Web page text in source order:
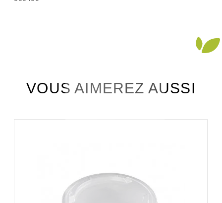
VOUS AIMEREZ AUSSI